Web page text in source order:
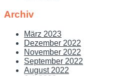
Archiv
März 2023
Dezember 2022
November 2022
September 2022
August 2022